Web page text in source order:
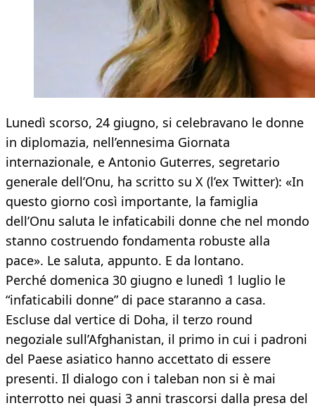
Lunedì scorso, 24 giugno, si celebravano le donne
in diplomazia, nell’ennesima Giornata
internazionale, e Antonio Guterres, segretario
generale dell’Onu, ha scritto su X (l’ex Twitter): «In
questo giorno così importante, la famiglia
dell’Onu saluta le infaticabili donne che nel mondo
stanno costruendo fondamenta robuste alla
pace». Le saluta, appunto. E da lontano.
Perché domenica 30 giugno e lunedì 1 luglio le
“infaticabili donne” di pace staranno a casa.
Escluse dal vertice di Doha, il terzo round
negoziale sull’Afghanistan, il primo in cui i padroni
del Paese asiatico hanno accettato di essere
presenti. Il dialogo con i taleban non si è mai
interrotto nei quasi 3 anni trascorsi dalla presa del